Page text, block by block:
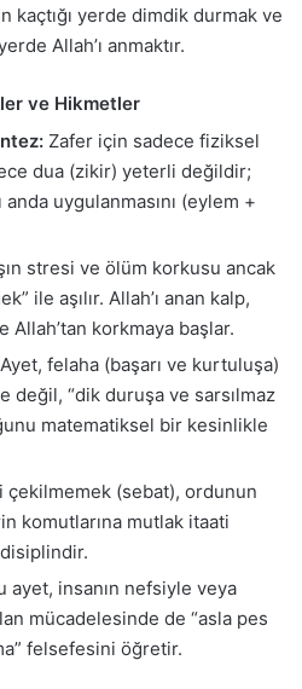
kaçtığı yerde dimdik durmak ve
Allah’ı anmaktır.
ve Hikmetler
Zafer için sadece fiziksel
dua (zikir) yeterli değildir;
uygulanmasını (eylem +
stresi ve ölüm korkusu ancak
ile aşılır. Allah’ı anan kalp,
korkmaya başlar.
Ayet, felaha (başarı ve kurtuluşa)
değil, “dik duruşa ve sarsılmaz
matematiksel bir kesinlikle
çekilmemek (sebat), ordunun
komutlarına mutlak itaati
ayet, insanın nefsiyle veya
mücadelesinde de “asla pes
felsefesini öğretir.